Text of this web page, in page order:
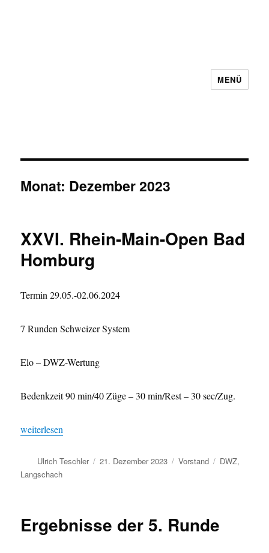
MENÜ
Monat: Dezember 2023
XXVI. Rhein-Main-Open Bad
Homburg
Termin 29.05.-02.06.2024
7 Runden Schweizer System
Elo – DWZ-Wertung
Bedenkzeit 90 min/40 Züge – 30 min/Rest – 30 sec/Zug.
„XXVI. Rhein-Main-Open Bad Homburg“
weiterlesen
Autor
Ulrich Teschler
Veröffentlicht
21. Dezember 2023 Kategorien
Vorstand Schlagwörter
DWZ,
Langschach
Ergebnisse der 5. Runde